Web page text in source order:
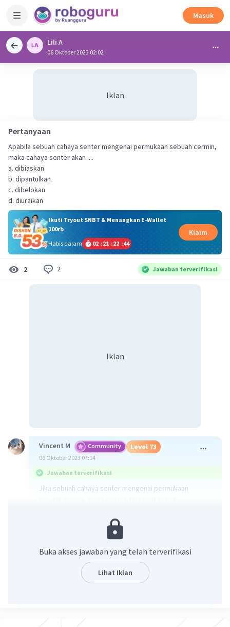
Masuk
Lili A
06 Oktober 2023 02:02
Iklan
Pertanyaan
Apabila sebuah cahaya senter mengenai permukaan sebuah cermin,
maka cahaya senter akan ....
a. dibiaskan
b. dipantulkan
c. dibelokan
d. diuraikan
Ikuti Tryout SNBT & Menangkan E-Wallet
100rb
Habis dalam
02 :21 :22 :44
Klaim
2 2 Jawaban terverifikasi
Iklan
Vincent M Community Level 73
06 Oktober 2023 07:14
Jawaban terverifikasi
Jika sebuah cahaya senter mengenai permukaan
memantulkan cahaya. Ketika cahaya mengenai cermin,
ia akan dipantulkan kembali secara teratur, menciptakan
bayangan yang tampak.
Jadi, jawabannya adalah b. dipantulkan.
Buka akses jawaban yang telah terverifikasi
Lihat Iklan